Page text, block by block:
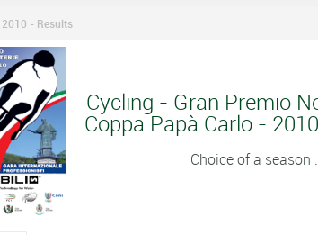
- Results
Cycling - Gran Premio
Coppa Papà Carlo -
Choice of a season :